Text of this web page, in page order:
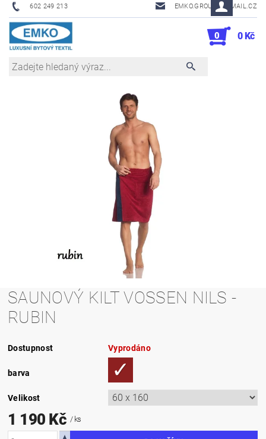
602 249 213 EMKO.GROUSL@EMAIL.CZ
0 0 Kč
SAUNOVÝ KILT VOSSEN NILS -
RUBIN
Dostupnost Vyprodáno
barva
Velikost
1 190 Kč / ks